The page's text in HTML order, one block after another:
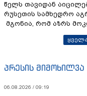
წელს თავიდან
რუსეთის სამხედრო
მგონია, რომ აზრს
პრესის მიმოხილვა
06.08.2026 / 09:19